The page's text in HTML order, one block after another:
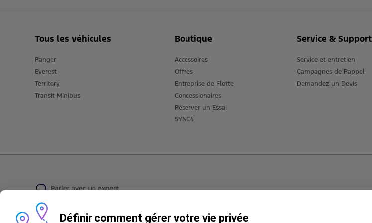
Tous les véhicules
Ranger
Everest
Territory
Transit Minibus
Boutique
Accessoires
Offres
Entreprise de Flotte
Concessionaires
Réserver un Essai
SYNC4
Service & Support
Service et entretien
Campagnes de Rappel
Demandez un Devis
Définir comment gérer votre vie privée